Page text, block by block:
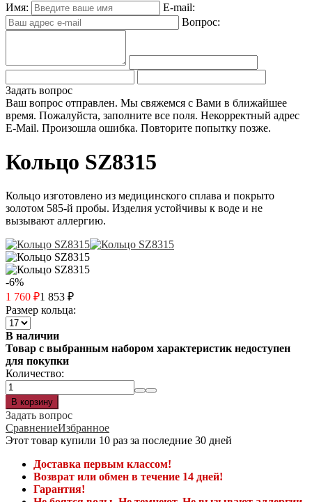
Имя:
E-mail:
Вопрос:
Задать вопрос
Ваш вопрос отправлен. Мы свяжемся с Вами в ближайшее
время. Пожалуйста, заполните все поля. Некорректный адрес
E-Mail. Произошла ошибка. Повторите попытку позже.
Кольцо SZ8315
Кольцо изготовлено из медицинского сплава и покрыто
золотом 585-й пробы. Изделия устойчивы к воде и не
вызывают аллергию.
-6%
1 760 ₽1 853 ₽
Размер кольца:
В наличии
Товар с выбранным набором характеристик недоступен
для покупки
Количество:
Задать вопрос
СравнениеИзбранное
Этот товар купили 10 раз за последние 30 дней
Доставка первым классом!
Возврат или обмен в течение 14 дней!
Гарантия!